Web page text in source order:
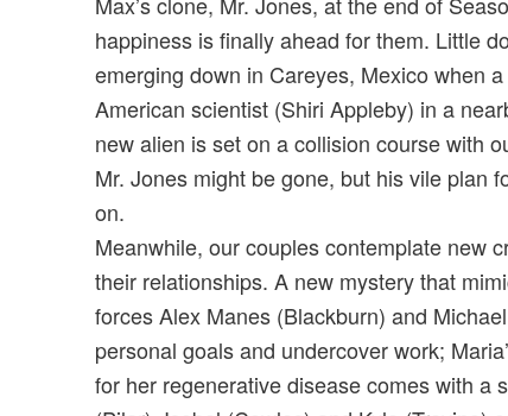
happiness is finally ahead for them. Little
emerging down in Careyes, Mexico when
American scientist (Shiri Appleby) in a
new alien is set on a collision course with
Mr. Jones might be gone, but his vile plan
on.
Meanwhile, our couples contemplate new
their relationships. A new mystery that
forces Alex Manes (Blackburn) and
personal goals and undercover work;
for her regenerative disease comes with a